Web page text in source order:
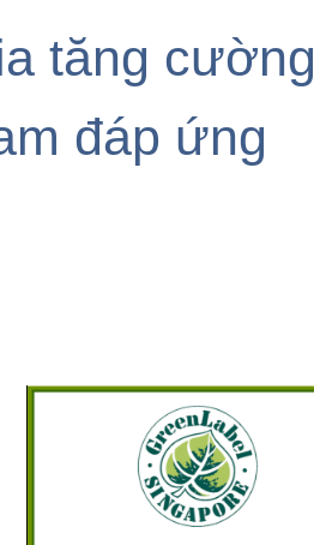
tăng cường
đáp ứng